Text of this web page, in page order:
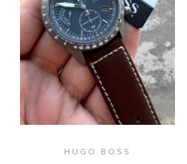
HUGO BOSS